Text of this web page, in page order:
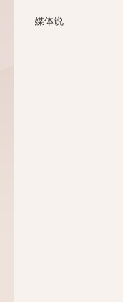
媒体说